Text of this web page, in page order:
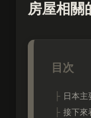
房屋相關
日本主
接下來